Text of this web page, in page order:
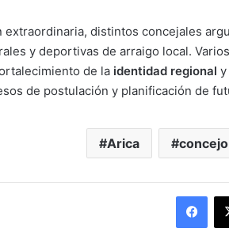
extraordinaria, distintos concejales
y deportivas de arraigo local.
de la identidad regional y
de postulación y planificación de
Arica